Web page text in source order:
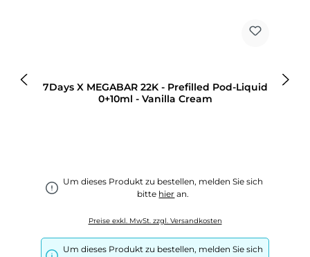
7Days X MEGABAR 22K - Prefilled Pod-Liquid
0+10ml - Vanilla Cream
Um dieses Produkt zu bestellen, melden Sie sich
bitte hier an.
Preise exkl. MwSt. zzgl. Versandkosten
Um dieses Produkt zu bestellen, melden Sie sich